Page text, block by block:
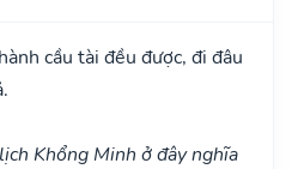
cầu tài đều được, đi đâu
Khổng Minh ở đây nghĩa